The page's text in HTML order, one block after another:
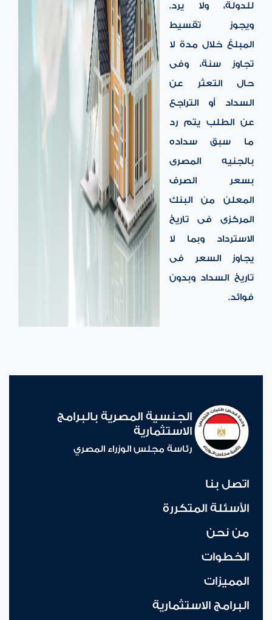
للدولة، ولا يرد.
ويجوز تقسيط
المبلغ خلال مدة لا
تجاوز سنة، وفى
حال التعثر عن
السداد أو التراجع
عن الطلب يتم رد
ما سبق سداده
بالجنيه المصرى
بسعر الصرف
المعلن من البنك
المركزى فى تاريخ
الاسترداد وبما لا
يجاوز السعر فى
تاريخ السداد وبدون
فوائد.
الجنسية المصرية بالبرامج
الاستثمارية
رئاسة مجلس الوزراء المصري
اتصل بنا
الأسئلة المتكررة
من نحن
الخطوات
المميزات
البرامج الاستثمارية